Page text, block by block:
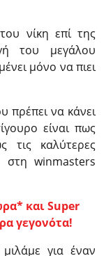
νίκη επί της
του μεγάλου
μόνο να πιει
πρέπει να κάνει
είναι πως
καλύτερες
στη winmasters
και Super
γεγονότα!
για έναν